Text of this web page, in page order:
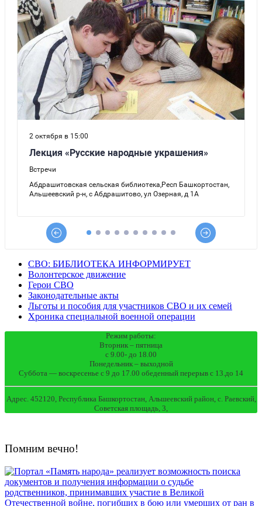
СВО: БИБЛИОТЕКА ИНФОРМИРУЕТ
Волонтерское движение
Герои СВО
Законодательные акты
Льготы и пособия для участников СВО и их семей
Хроника специальной военной операции
Режим работы:
Вторник – пятница
с 9.00- до 18.00
Понедельник – выходной
Суббота — воскресенье с 9 до 17.00 обеденный перерыв с 13.до 14
Адрес. 452120, Республика Башкортостан, Альшеевский район, с. Раевский,
Советская площадь, 3,
Помним вечно!